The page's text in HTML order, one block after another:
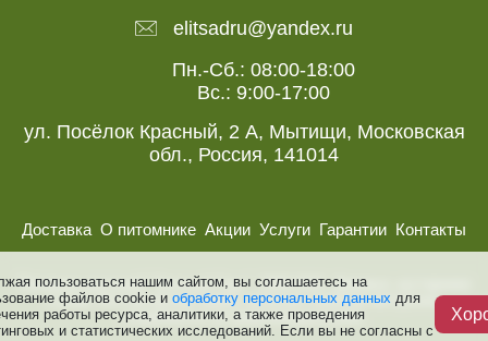
elitsadru@yandex.ru
Пн.-Сб.: 08:00-18:00
Вс.: 9:00-17:00
ул. Посёлок Красный, 2 А, Мытищи, Московская
обл., Россия, 141014
Доставка О питомнике Акции Услуги Гарантии Контакты
Питомник растений “Элитный Сад ”, 2008-2026. Деревья, кустарники
и розы. Все авторские права, включая смежные авторские,
сохраняются за правообладателями.
пользоваться нашим сайтом, вы соглашаетесь на
файлов cookie и обработку персональных данных для
работы ресурса, аналитики, а также проведения
и статистических исследований. Если вы не согласны с